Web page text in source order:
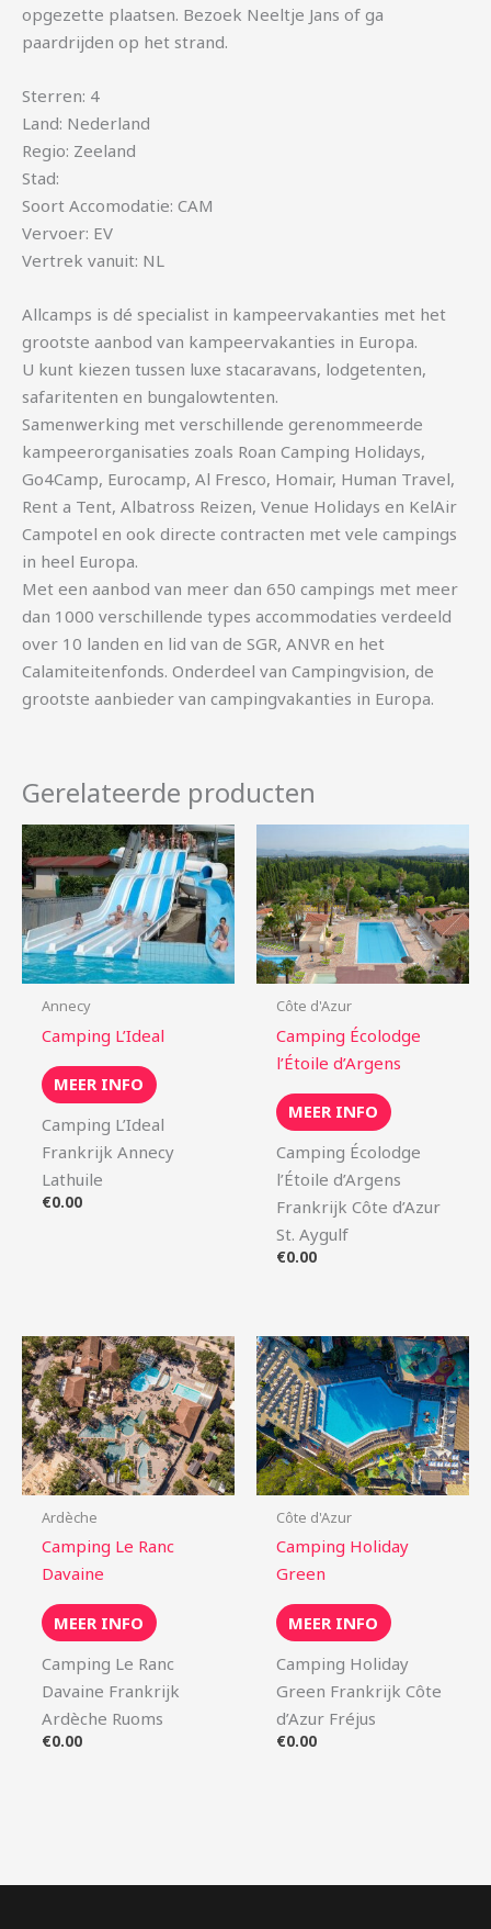
opgezette plaatsen. Bezoek Neeltje Jans of ga
paardrijden op het strand.
Sterren: 4
Land: Nederland
Regio: Zeeland
Stad:
Soort Accomodatie: CAM
Vervoer: EV
Vertrek vanuit: NL
Allcamps is dé specialist in kampeervakanties met het
grootste aanbod van kampeervakanties in Europa.
U kunt kiezen tussen luxe stacaravans, lodgetenten,
safaritenten en bungalowtenten.
Samenwerking met verschillende gerenommeerde
kampeerorganisaties zoals Roan Camping Holidays,
Go4Camp, Eurocamp, Al Fresco, Homair, Human Travel,
Rent a Tent, Albatross Reizen, Venue Holidays en KelAir
Campotel en ook directe contracten met vele campings
in heel Europa.
Met een aanbod van meer dan 650 campings met meer
dan 1000 verschillende types accommodaties verdeeld
over 10 landen en lid van de SGR, ANVR en het
Calamiteitenfonds. Onderdeel van Campingvision, de
grootste aanbieder van campingvakanties in Europa.
Gerelateerde producten
Annecy
Camping L’Ideal
MEER INFO
Camping L’Ideal
Frankrijk Annecy
Lathuile
€0.00
Côte d'Azur
Camping Écolodge
l’Étoile d’Argens
MEER INFO
Camping Écolodge
l’Étoile d’Argens
Frankrijk Côte d’Azur
St. Aygulf
€0.00
Ardèche
Camping Le Ranc
Davaine
MEER INFO
Camping Le Ranc
Davaine Frankrijk
Ardèche Ruoms
€0.00
Côte d'Azur
Camping Holiday
Green
MEER INFO
Camping Holiday
Green Frankrijk Côte
d’Azur Fréjus
€0.00